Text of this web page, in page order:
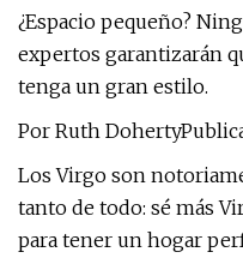
¿Espacio pequeño?
expertos garantizarán
tenga un gran estilo.
Por Ruth
Los Virgo son
tanto de todo: sé más
para tener un hogar